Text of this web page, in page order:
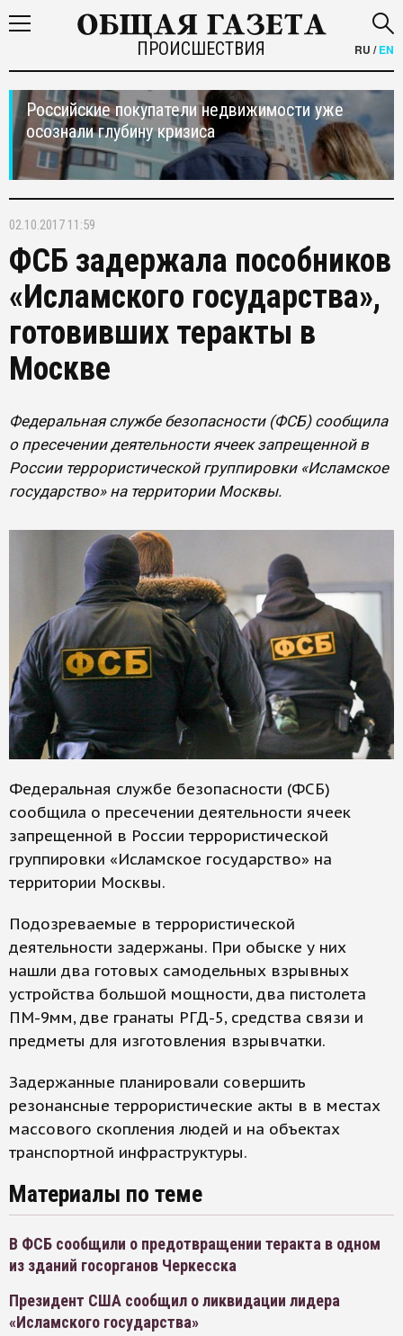
ПРОИСШЕСТВИЯ RU /EN
Российские покупатели недвижимости уже
осознали глубину кризиса
02.10.2017 11:59
ФСБ задержала пособников
«Исламского государства»,
готовивших теракты в
Москве
Федеральная службе безопасности (ФСБ) сообщила
о пресечении деятельности ячеек запрещенной в
России террористической группировки «Исламское
государство» на территории Москвы.
Федеральная службе безопасности (ФСБ)
сообщила о пресечении деятельности ячеек
запрещенной в России террористической
группировки «Исламское государство» на
территории Москвы.
Подозреваемые в террористической
деятельности задержаны. При обыске у них
нашли два готовых самодельных взрывных
устройства большой мощности, два пистолета
ПМ-9мм, две гранаты РГД-5, средства связи и
предметы для изготовления взрывчатки.
Задержанные планировали совершить
резонансные террористические акты в в местах
массового скопления людей и на объектах
транспортной инфраструктуры.
Материалы по теме
В ФСБ сообщили о предотвращении теракта в одном
из зданий госорганов Черкесска
Президент США сообщил о ликвидации лидера
«Исламского государства»